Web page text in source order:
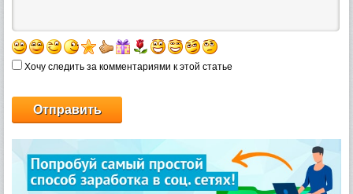
Хочу следить за комментариями к этой статье